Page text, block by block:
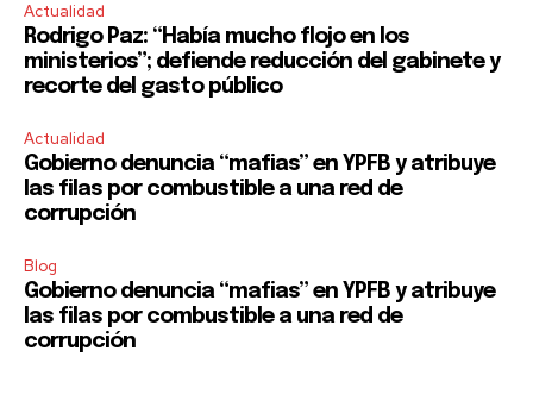
Actualidad
Rodrigo Paz: “Había mucho flojo en los
ministerios”; defiende reducción del gabinete y
recorte del gasto público
Actualidad
Gobierno denuncia “mafias” en YPFB y atribuye
las filas por combustible a una red de
corrupción
Blog
Gobierno denuncia “mafias” en YPFB y atribuye
las filas por combustible a una red de
corrupción